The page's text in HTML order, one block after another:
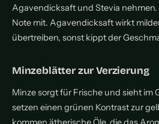
Agavendicksaft und Stevia
Note mit. Agavendicksaft wirkt
übertreiben, sonst kippt der
Minzeblätter zur Verzierung
Minze sorgt für Frische und sieht im
setzen einen grünen Kontrast zur